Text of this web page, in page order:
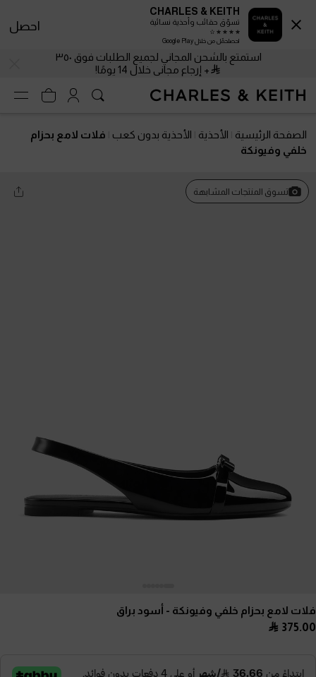
استمتع بالشحن المجاني لجميع الطلبات فوق ٣٥٠
+ إرجاع مجاني خلال 14 يومًا!
الصفحة الرئيسية الأحذية الأحذية بدون كعب
فلات لامع بحزام
خلفي وفيونكة
تسوق المنتجات المشابهة
فلات لامع بحزام خلفي وفيونكة - أسود براق
375.00
CHARLES & KEITH
تسوّق حقائب وأحذية نسائية
احصلحمّل من خلال Google Play
احصل